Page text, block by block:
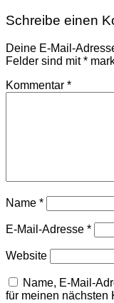
Schreibe einen
Deine E-Mail-
Felder sind mit*
Kommentar *
Name *
E-Mail-Adresse *
Website
Name, E-Mail-
für meinen nächsten